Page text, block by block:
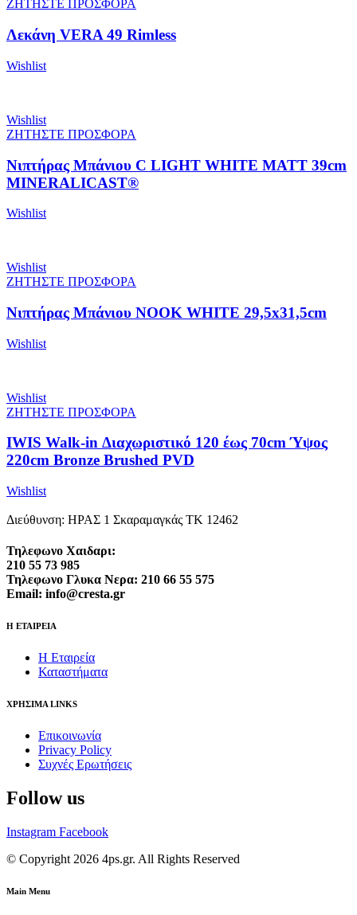
ΖΗΤΗΣΤΕ ΠΡΟΣΦΟΡΑ
Λεκάνη VERA 49 Rimless
Wishlist
Wishlist
ΖΗΤΗΣΤΕ ΠΡΟΣΦΟΡΑ
Νιπτήρας Μπάνιου C LIGHT WHITE MATT 39cm
MINERALICAST®
Wishlist
Wishlist
ΖΗΤΗΣΤΕ ΠΡΟΣΦΟΡΑ
Νιπτήρας Μπάνιου NOOK WHITE 29,5x31,5cm
Wishlist
Wishlist
ΖΗΤΗΣΤΕ ΠΡΟΣΦΟΡΑ
IWIS Walk-in Διαχωριστικό 120 έως 70cm Ύψος
220cm Bronze Brushed PVD
Wishlist
Διεύθυνση: ΗΡΑΣ 1 Σκαραμαγκάς ΤΚ 12462
Τηλεφωνο Χαιδαρι:
210 55 73 985
Τηλεφωνο Γλυκα Νερα: 210 66 55 575
Email: info@cresta.gr
Η ΕΤΑΙΡΕΙΑ
Η Εταιρεία
Καταστήματα
ΧΡΗΣΙΜΑ LINKS
Επικοινωνία
Privacy Policy
Συχνές Ερωτήσεις
Follow us
Instagram Facebook
© Copyright 2026 4ps.gr. All Rights Reserved
Main Menu